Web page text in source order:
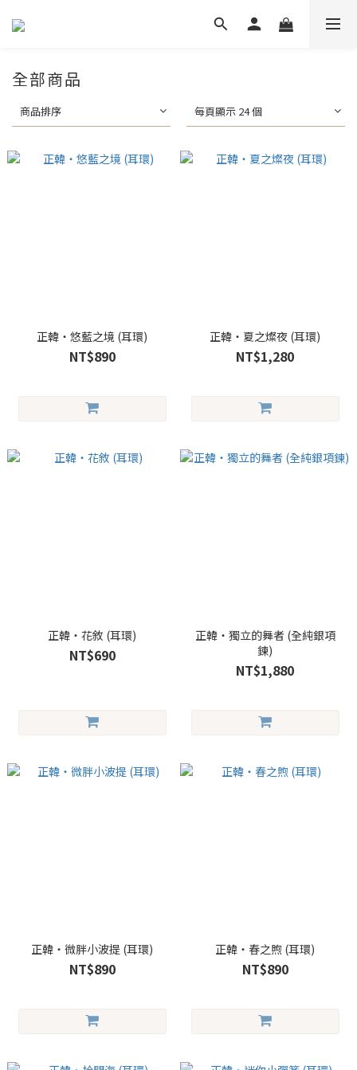
全部商品
商品排序 每頁顯示 24 個
正韓・悠藍之境 (耳環)
NT$890
正韓・夏之燦夜 (耳環)
NT$1,280
正韓・花敘 (耳環)
NT$690
正韓・獨立的舞者 (全純銀項
鍊)
NT$1,880
正韓・微胖小波提 (耳環)
NT$890
正韓・春之煦 (耳環)
NT$890